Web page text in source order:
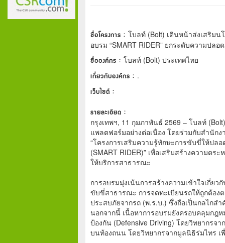
ชื่อโครงการ : โบลท์ (Bolt) เดินหน้าส่งเสริม
อบรม “SMART RIDER” ยกระดับความปล
ชื่อองค์กร : โบลท์ (Bolt) ประเทศไทย
เกี่ยวกับองค์กร : .
เว็บไซต์ :
รายละเอียด :
กรุงเทพฯ, 11 กุมภาพันธ์ 2569 – โบลท์
แพลตฟอร์มอย่างต่อเนื่อง โดยร่วมกับสำนัก
“โครงการเสริมความรู้ทักษะการขับขี่ให้ป
(SMART RIDER)” เพื่อเสริมสร้างความต
ให้บริการสาธารณะ
การอบรมมุ่งเน้นการสร้างความเข้าใจเกี่ย
ขับขี่สาธารณะ การจดทะเบียนรถให้ถูกต้อ
ประสบภัยจากรถ (พ.ร.บ.) ซึ่งถือเป็นกลไกส
นอกจากนี้ เนื้อหาการอบรมยังครอบคลุมกฎ
ป้องกัน (Defensive Driving) โดยวิทยากรจ
บนท้องถนน โดยวิทยากรจากมูลนิธิร่มไทร